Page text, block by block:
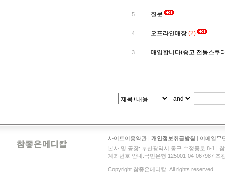
5 질문
4 오프라인매장 (2)
3 매입합니다(중고 전동스쿠
사이트이용약관 | 개인정보취급방침 | 이메일무
본사 및 공장: 부산광역시 동구 수정중로 8-1 |
계좌번호 안내:국민은행 125001-04-067987 조
Copyright 참좋은메디칼. All rights reserved.